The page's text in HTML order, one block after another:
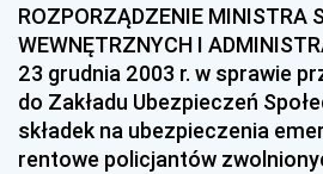
1957 1956
1954 1953
1951 1950
1948 1947
ROZPORZĄDZENIE MINISTRA
WEWNĘTRZNYCH I
23 grudnia 2003 r. w sprawie
do Zakładu Ubezpieczeń
składek na ubezpieczenia
rentowe policjantów